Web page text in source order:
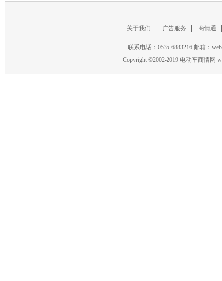
关于我们 广告服务 商情通
联系电话：0535-6883216 邮箱：
Copyright ©2002-2019 电动车商情网